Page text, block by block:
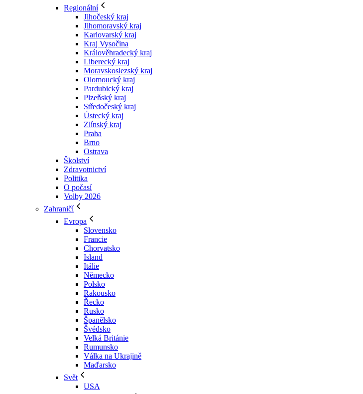
Regionální
Jihočeský kraj
Jihomoravský kraj
Karlovarský kraj
Kraj Vysočina
Králověhradecký kraj
Liberecký kraj
Moravskoslezský kraj
Olomoucký kraj
Pardubický kraj
Plzeňský kraj
Středočeský kraj
Ústecký kraj
Zlínský kraj
Praha
Brno
Ostrava
Školství
Zdravotnictví
Politika
O počasí
Volby 2026
Zahraničí
Evropa
Slovensko
Francie
Chorvatsko
Island
Itálie
Německo
Polsko
Rakousko
Řecko
Rusko
Španělsko
Švédsko
Velká Británie
Rumunsko
Válka na Ukrajině
Maďarsko
Svět
USA